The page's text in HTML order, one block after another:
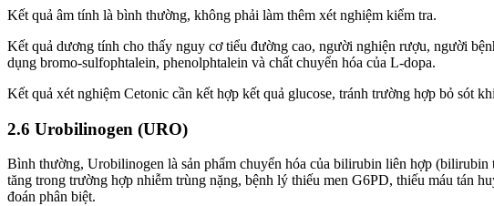
Kết quả âm tính là bình thường, không phải làm thêm xét nghiệm kiểm tra.
Kết quả dương tính cho thấy nguy cơ tiểu đường cao, người nghiện rượu, người
dụng bromo-sulfophtalein, phenolphtalein và chất chuyển hóa của L-dopa.
Kết quả xét nghiệm Cetonic cần kết hợp kết quả glucose, tránh trường hợp bỏ sót
2.6 Urobilinogen (URO)
Bình thường, Urobilinogen là sản phẩm chuyển hóa của bilirubin liên hợp
tăng trong trường hợp nhiễm trùng nặng, bệnh lý thiếu men G6PD, thiếu máu tán
đoán phân biệt.